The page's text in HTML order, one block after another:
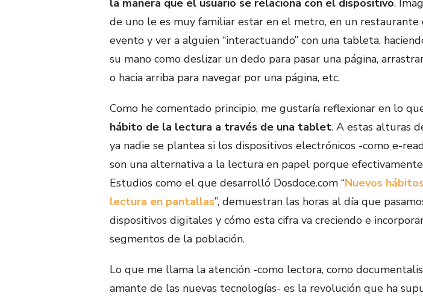
de uno le es muy familiar estar en el metro, en un restaurante
evento y ver a alguien “interactuando” con una tableta,
su mano como deslizar un dedo para pasar una página,
o hacia arriba para navegar por una página, etc.
Como he comentado principio, me gustaría reflexionar en lo
hábito de la lectura a través de una tablet. A estas alturas
ya nadie se plantea si los dispositivos electrónicos -como e-
son una alternativa a la lectura en papel porque
Estudios como el que desarrolló Dosdoce.com “Nuevos
lectura en pantallas”, demuestran las horas al día que
dispositivos digitales y cómo esta cifra va creciendo e
segmentos de la población.
Lo que me llama la atención -como lectora, como
amante de las nuevas tecnologías- es la revolución que ha